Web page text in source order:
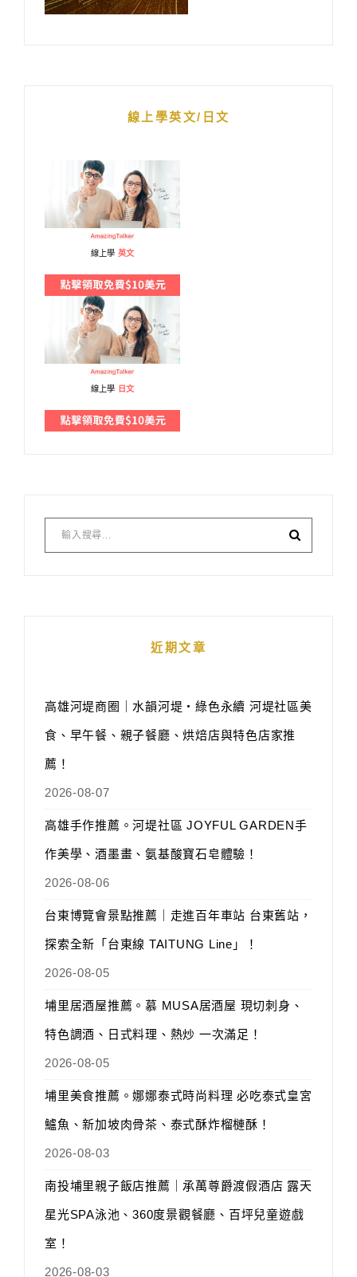
線上學英文/日文
線上學 英文
線上學 日文
近期文章
高雄河堤商圈｜水韻河堤‧綠色永續 河堤社區美
食、早午餐、親子餐廳、烘焙店與特色店家推
薦！
2026-08-07
高雄手作推薦。河堤社區 JOYFUL GARDEN手
作美學、酒墨畫、氨基酸寶石皂體驗！
2026-08-06
台東博覽會景點推薦｜走進百年車站 台東舊站，
探索全新「台東線 TAITUNG Line」！
2026-08-05
埔里居酒屋推薦。慕 MUSA居酒屋 現切刺身、
特色調酒、日式料理、熱炒 一次滿足！
2026-08-05
埔里美食推薦。娜娜泰式時尚料理 必吃泰式皇宮
鱸魚、新加坡肉骨茶、泰式酥炸榴槤酥！
2026-08-03
南投埔里親子飯店推薦｜承萬尊爵渡假酒店 露天
星光SPA泳池、360度景觀餐廳、百坪兒童遊戲
室！
2026-08-03